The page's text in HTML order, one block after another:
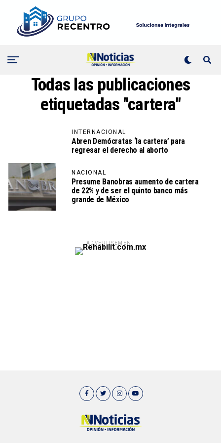
Todas las publicaciones
etiquetadas "cartera"
INTERNACIONAL
Abren Demócratas ‘la cartera’ para
regresar el derecho al aborto
NACIONAL
Presume Banobras aumento de cartera
de 22% y de ser el quinto banco más
grande de México
ADVERTISEMENT